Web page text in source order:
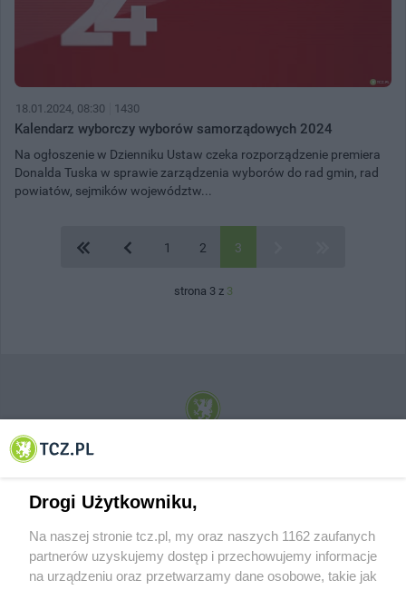
18.01.2024, 08:30 1430
Kalendarz wyborczy wyborów samorządowych 2024
Na ogłoszenie w Dzienniku Ustaw czeka rozporządzenie premiera
Donalda Tuska w sprawie zarządzenia wyborów do rad gmin, rad
powiatów, sejmików województw...
1 2 3
strona 3 z 3
© 2001-2026 Tczew - TCZ.PL Sp. z o.o. Internetowy Serwis Informacyjny Miasta
Drogi Użytkowniku,
Na naszej stronie tcz.pl, my oraz naszych 1162 zaufanych
partnerów uzyskujemy dostęp i przechowujemy informacje
na urządzeniu oraz przetwarzamy dane osobowe, takie jak